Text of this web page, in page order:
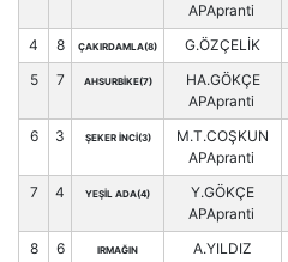
APApranti
4 8 ÇAKIRDAMLA(8) G.ÖZÇELİK
5 7 AHSURBİKE(7)
HA.GÖKÇE
APApranti
6 3 ŞEKER İNCİ(3)
M.T.COŞKUN
APApranti
7 4 YEŞİL ADA(4)
Y.GÖKÇE
APApranti
8 6
IRMAĞIN
A.YILDIZ